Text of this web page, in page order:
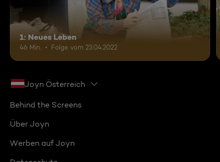
1: Neues Leben
46 Min. Folge vom 23.04.2022
Joyn Österreich
Behind the Screens
Über Joyn
Werben auf Joyn